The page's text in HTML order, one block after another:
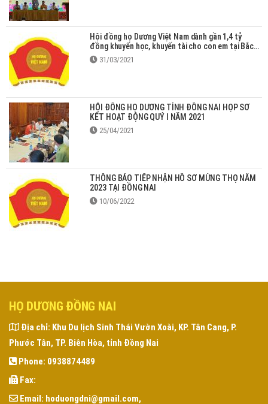
Hội đồng họ Dương Việt Nam dành gần 1,4 tỷ
đồng khuyến học, khuyến tài cho con em tại Bắc
Giang31/03/2021
HỘI ĐỒNG HỌ DƯƠNG TỈNH ĐỒNG NAI HỌP SƠ
KẾT HOẠT ĐỘNG QUÝ I NĂM 2021
25/04/2021
THÔNG BÁO TIẾP NHẬN HỒ SƠ MỪNG THỌ NĂM
2023 TẠI ĐỒNG NAI
10/06/2022
HỌ DƯƠNG ĐỒNG NAI
Địa chỉ: Khu Du lịch Sinh Thái Vườn Xoài, KP. Tân Cang, P.
Phước Tân, TP. Biên Hòa, tỉnh Đồng Nai
Phone: 0938874489
Fax:
Email: hoduongdni@gmail.com,